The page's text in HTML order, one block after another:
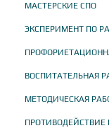
МАСТЕРСКИЕ СПО
ЭКСПЕРИМЕНТ ПО
ВОСПИТАТЕЛЬНАЯ
МЕТОДИЧЕСКАЯ
ПРОТИВОДЕЙСТВИЕ